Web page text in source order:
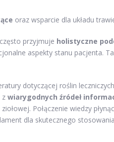
oraz wsparcie dla układu
przyjmuje holistyczne
aspekty stanu pacjenta.
dotyczącej roślin
z wiarygodnych źródeł
Połączenie wiedzy
dla skutecznego